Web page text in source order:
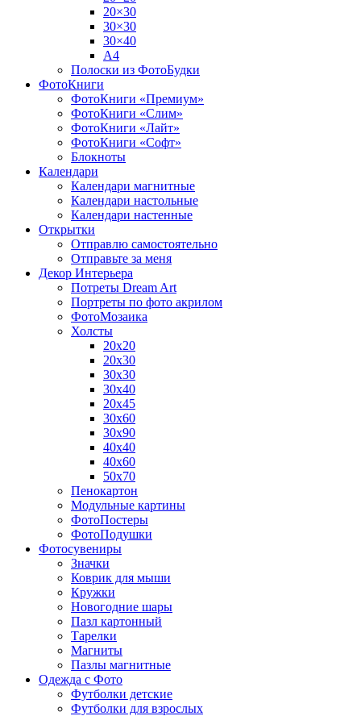
20×30
30×30
30×40
A4
Полоски из ФотоБудки
ФотоКниги
ФотоКниги «Премиум»
ФотоКниги «Слим»
ФотоКниги «Лайт»
ФотоКниги «Софт»
Блокноты
Календари
Календари магнитные
Календари настольные
Календари настенные
Открытки
Отправлю самостоятельно
Отправьте за меня
Декор Интерьера
Потреты Dream Art
Портреты по фото акрилом
ФотоМозаика
Холсты
20х20
20х30
30х30
30х40
20х45
30х60
30х90
40х40
40х60
50х70
Пенокартон
Модульные картины
ФотоПостеры
ФотоПодушки
Фотоcувениры
Значки
Коврик для мыши
Кружки
Новогодние шары
Пазл картонный
Тарелки
Магниты
Пазлы магнитные
Одежда с Фото
Футболки детские
Футболки для взрослых